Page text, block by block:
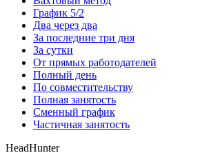
График 5/2
Два через два
За последние три дня
За сутки
От прямых работодателей
Полный день
По совместительству
Полная занятость
Сменный график
Частичная занятость
HeadHunter